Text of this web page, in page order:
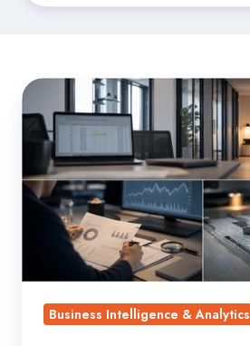
Vertrouwen
vraagt
bewijs,
geen
uitkomst
Business Intelligence & Analytics